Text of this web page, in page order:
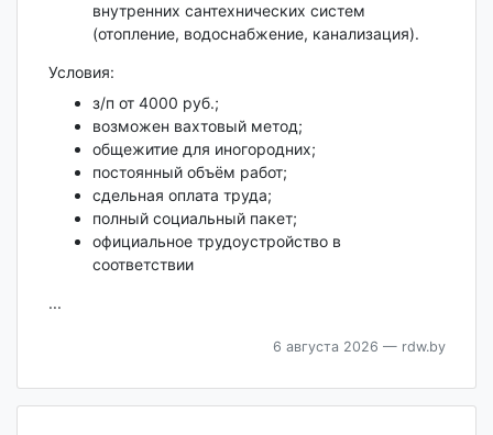
внутренних сантехнических систем
(отопление, водоснабжение, канализация).
Условия:
з/п от 4000 руб.;
возможен вахтовый метод;
общежитие для иногородних;
постоянный объём работ;
сдельная оплата труда;
полный социальный пакет;
официальное трудоустройство в
соответствии
...
6 августа 2026 — rdw.by